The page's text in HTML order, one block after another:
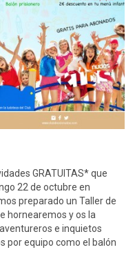
GRATUITAS* que
22 de octubre en
preparado un Taller de
hornearemos y os la
e inquietos
por equipo como el balón